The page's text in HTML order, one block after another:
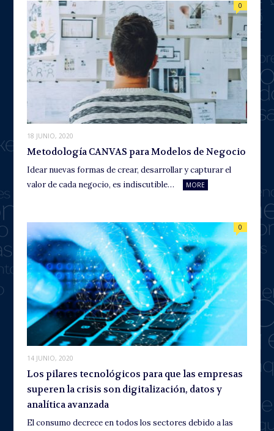
18 JUNIO, 2020
0
Metodología CANVAS para Modelos de Negocio
Idear nuevas formas de crear, desarrollar y capturar el
valor de cada negocio, es indiscutible…
MORE
14 JUNIO, 2020
0
Los pilares tecnológicos para que las empresas
superen la crisis son digitalización, datos y
analítica avanzada
El consumo decrece en todos los sectores debido a las